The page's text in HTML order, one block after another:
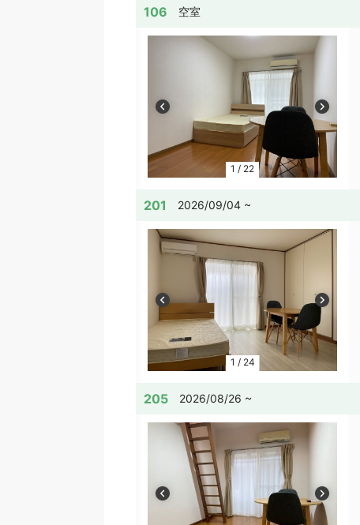
106 空室
1 / 22
201 2026/09/04 ~
1 / 24
205 2026/08/26 ~